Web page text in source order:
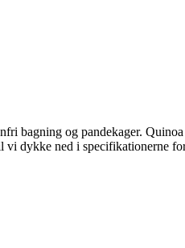
bagning og pandekager.
vi dykke ned i specifikationerne